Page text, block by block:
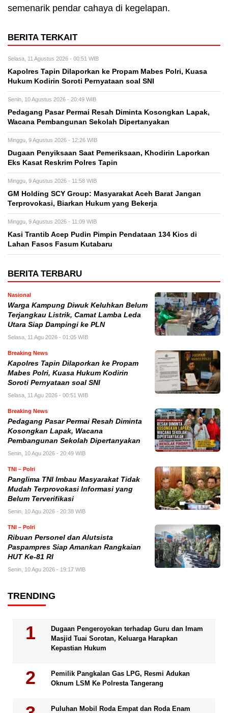
semenarik pendar cahaya di kegelapan.
BERITA TERKAIT
Selasa, 11 Agustus 2026 - 00:51 WIB
Kapolres Tapin Dilaporkan ke Propam Mabes Polri, Kuasa
Hukum Kodirin Soroti Pernyataan soal SNI
Senin, 10 Agustus 2026 - 20:49 WIB
Pedagang Pasar Permai Resah Diminta Kosongkan Lapak,
Wacana Pembangunan Sekolah Dipertanyakan
Minggu, 9 Agustus 2026 - 12:26 WIB
Dugaan Penyiksaan Saat Pemeriksaan, Khodirin Laporkan
Eks Kasat Reskrim Polres Tapin
Minggu, 9 Agustus 2026 - 11:58 WIB
GM Holding SCY Group: Masyarakat Aceh Barat Jangan
Terprovokasi, Biarkan Hukum yang Bekerja
Minggu, 9 Agustus 2026 - 11:09 WIB
Kasi Trantib Acep Pudin Pimpin Pendataan 134 Kios di
Lahan Fasos Fasum Kutabaru
BERITA TERBARU
Nasional
Warga Kampung Diwuk Keluhkan Belum
Terjangkau Listrik, Camat Lamba Leda
Utara Siap Dampingi ke PLN
Selasa, 11 Agu 2026 - 01:05 WIB
Breaking News
Kapolres Tapin Dilaporkan ke Propam
Mabes Polri, Kuasa Hukum Kodirin
Soroti Pernyataan soal SNI
Selasa, 11 Agu 2026 - 00:51 WIB
Breaking News
Pedagang Pasar Permai Resah Diminta
Kosongkan Lapak, Wacana
Pembangunan Sekolah Dipertanyakan
Senin, 10 Agu 2026 - 20:49 WIB
TNI – Polri
Panglima TNI Imbau Masyarakat Tidak
Mudah Terprovokasi Informasi yang
Belum Terverifikasi
Senin, 10 Agu 2026 - 20:38 WIB
TNI – Polri
Ribuan Personel dan Alutsista
Paspampres Siap Amankan Rangkaian
HUT Ke-81 RI
Senin, 10 Agu 2026 - 19:17 WIB
TRENDING
Dugaan Pengeroyokan terhadap Guru dan Imam
Masjid Tuai Sorotan, Keluarga Harapkan
Kepastian Hukum
Pemilik Pangkalan Gas LPG, Resmi Adukan
Oknum LSM Ke Polresta Tangerang
Puluhan Mobil Roda Empat dan Roda Enam